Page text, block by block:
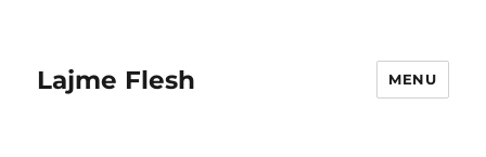
Lajme Flesh MENU